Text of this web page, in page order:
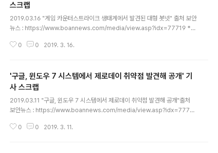
스크랩
2019.03.16 "게임 카운터스트라이크 생태계에서 발견된 대형 봇넷" 출처 보안
뉴스 : https://www.boannews.com/media/view.asp?idx=77719 *
규모 봇넷이 만들어졌다.가짜 카운터스트라이크 게임 서버를 신설해 접속하는
전은 굉장히 오래된 버전이며 그럼에도 불구하고서버 동접자 수가 2만명을 유
지해왔다. 그렇기 때문에 사이버 범죄자들에게 있어서 풍요의 땅이나마찬가지
이다. 게임의 구조를 설명하면 게이머들은 카운터스트라이크 전용 서버를 구매
하고그 ..
0 0 2019. 3. 16.
'구글, 윈도우 7 시스템에서 제로데이 취약점 발견해 공개' 기
사 스크랩
2019.03.11 "구글, 윈도우 7 시스템에서 제로데이 취약점 발견해 공개"출처
보안뉴스 : https://www.boannews.com/media/view.asp?idx=77715
우 7에서 발견되었다.윈도우 7에서만 발견된 이 취약점은 3월 1일 패치된 크롬
0 0 2019. 3. 11.